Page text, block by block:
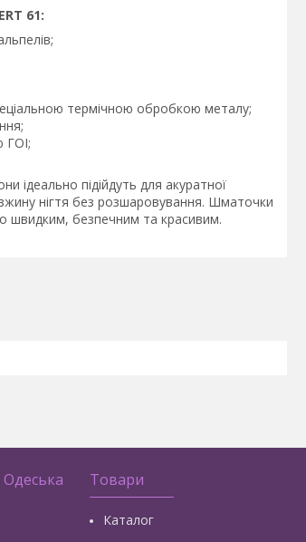
61:
термічною обробкою металу;
ГОІ;
ідеально підійдуть для акуратної
нігтя без розшаровування. Шматочки
швидким, безпечним та красивим.
Одеська
Товари
Каталог